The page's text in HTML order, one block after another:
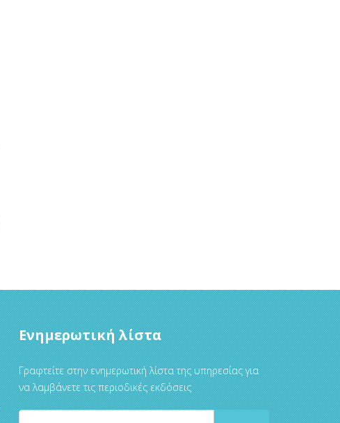
Ενημερωτική λίστα
Γραφτείτε στην ενημερωτική λίστα της υπηρεσίας για
να λαμβάνετε τις περιοδικές εκδόσεις